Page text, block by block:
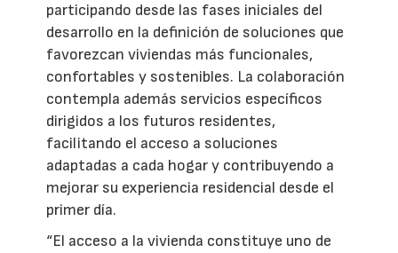
participando desde las fases iniciales del
desarrollo en la definición de soluciones que
favorezcan viviendas más funcionales,
confortables y sostenibles. La colaboración
contempla además servicios específicos
dirigidos a los futuros residentes,
facilitando el acceso a soluciones
adaptadas a cada hogar y contribuyendo a
mejorar su experiencia residencial desde el
primer día.
“El acceso a la vivienda constituye uno de